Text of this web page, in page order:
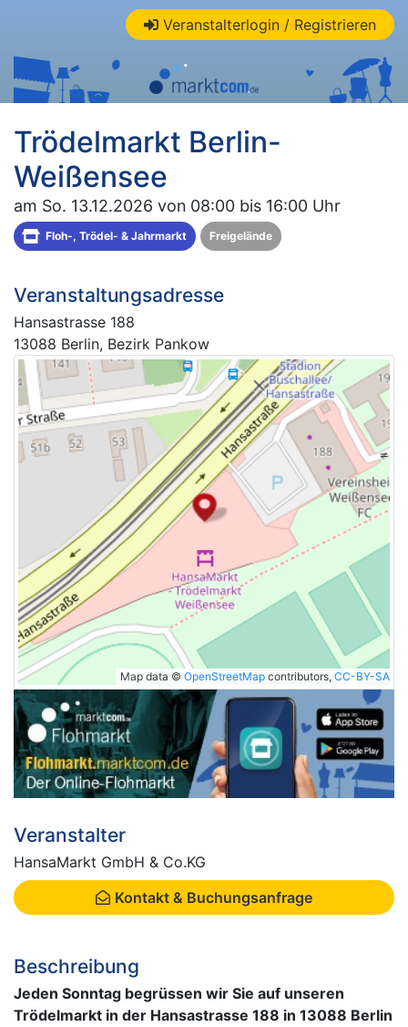
Veranstalterlogin / Registrieren
Trödelmarkt Berlin-
Weißensee
am So. 13.12.2026 von 08:00 bis 16:00 Uhr
Floh-, Trödel- & Jahrmarkt Freigelände
Veranstaltungsadresse
Hansastrasse 188
13088 Berlin, Bezirk Pankow
Map data © OpenStreetMap contributors, CC-BY-SA
Veranstalter
HansaMarkt GmbH & Co.KG
Kontakt & Buchungsanfrage
Beschreibung
Jeden Sonntag begrüssen wir Sie auf unseren
Trödelmarkt in der Hansastrasse 188 in 13088 Berlin